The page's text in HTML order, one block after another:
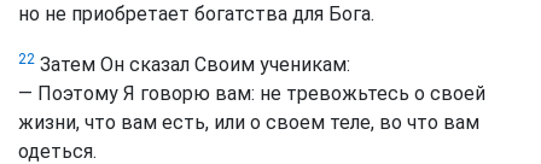
но не приобретает богатства для Бога.
22 Затем Он сказал Своим ученикам:
— Поэтому Я говорю вам: не тревожьтесь о своей
жизни, что вам есть, или о своем теле, во что вам
одеться.